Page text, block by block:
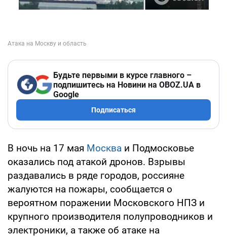
Будьте первыми в курсе главного –
подпишитесь на Новини на OBOZ.UA в
Google
Подписаться
В ночь на 17 мая Москва и Подмосковье
оказались под атакой дронов. Взрывы
раздавались в ряде городов, россияне
жалуются на пожары, сообщается о
вероятном поражении Московского НПЗ и
крупного производителя полупроводников и
электроники, а также об атаке на